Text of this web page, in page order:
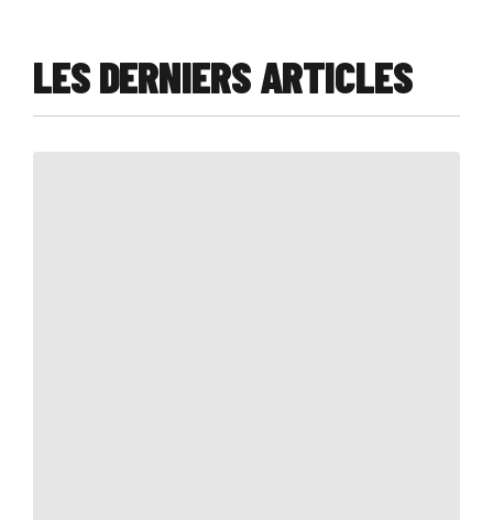
LES DERNIERS ARTICLES